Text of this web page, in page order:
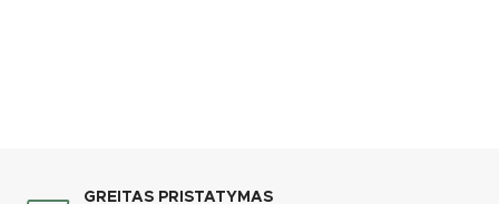
GREITAS PRISTATYMAS